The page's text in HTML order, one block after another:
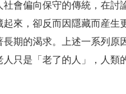
社會偏向保守的傳統，在
來，卻反而因隱藏而産
期的渴求。上述一系列
只是「老了的人」，人